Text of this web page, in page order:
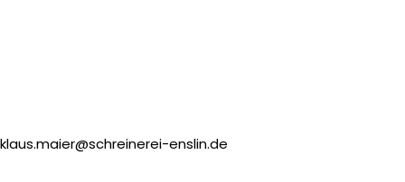
klaus.maier@schreinerei-enslin.de